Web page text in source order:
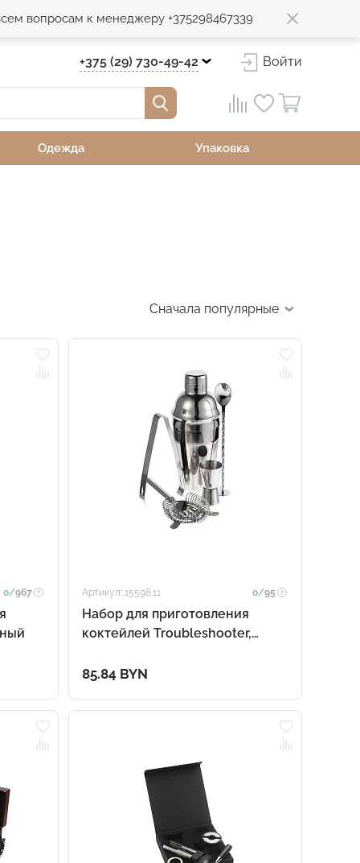
вопросам к менеджеру +375298467339
+375 (29) 730-49-42 Войти
Одежда Упаковка
Сначала популярные
0/967 Артикул: 15598.11 0/95
Набор для приготовления
коктейлей Troubleshooter,
85.84 BYN